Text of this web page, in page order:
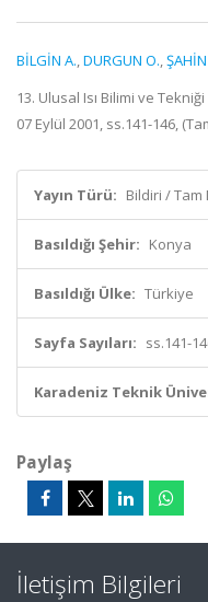
BİLGİN A.,DURGUN O.,
13. Ulusal Isı Bilimi ve
07 Eylül 2001, ss.141-146,
Yayın Türü: Bildiri / Tam
Basıldığı Şehir: Konya
Basıldığı Ülke: Türkiye
Sayfa Sayıları: ss.141-
Karadeniz Teknik
Paylaş
İletişim Bilgileri